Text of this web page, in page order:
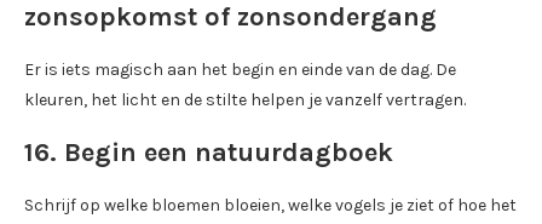
zonsopkomst of zonsondergang
Er is iets magisch aan het begin en einde van de dag. De
kleuren, het licht en de stilte helpen je vanzelf vertragen.
16. Begin een natuurdagboek
Schrijf op welke bloemen bloeien, welke vogels je ziet of hoe het